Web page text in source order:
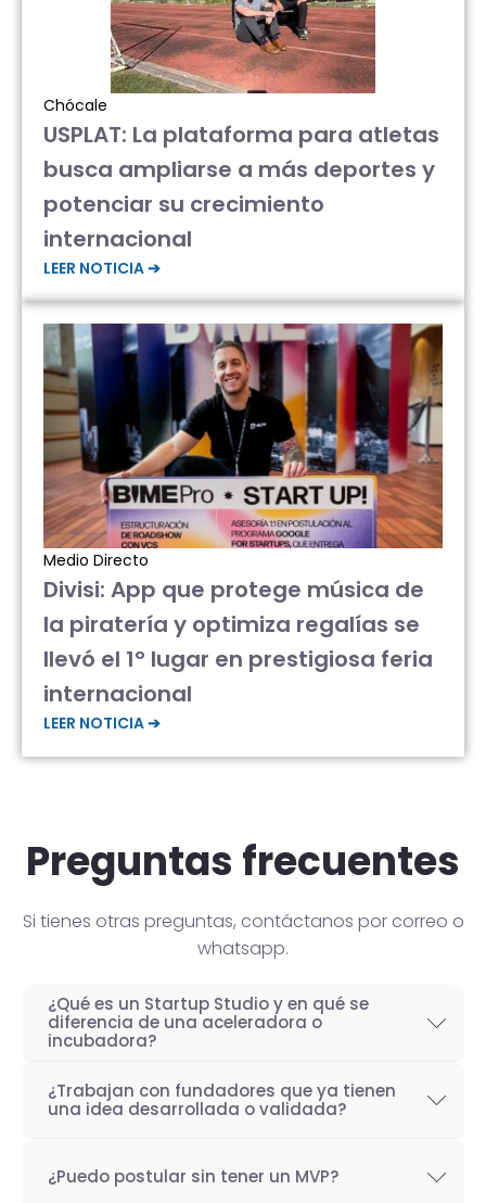
Chócale
USPLAT: La plataforma para atletas
busca ampliarse a más deportes y
potenciar su crecimiento
internacional
LEER NOTICIA ➔
Medio Directo
Divisi: App que protege música de
la piratería y optimiza regalías se
llevó el 1° lugar en prestigiosa feria
internacional
LEER NOTICIA ➔
Preguntas frecuentes
Si tienes otras preguntas, contáctanos por correo o
whatsapp.
¿Qué es un Startup Studio y en qué se
diferencia de una aceleradora o
incubadora?
Un Startup Studio es una organización capaz
de construir startups de manera iterativa,
con experiencia. También se les conoce
¿Trabajan con fundadores que ya tienen
una idea desarrollada o validada?
Startup Studio es lograr un proceso iterativo
¿Puedo postular sin tener un MVP?